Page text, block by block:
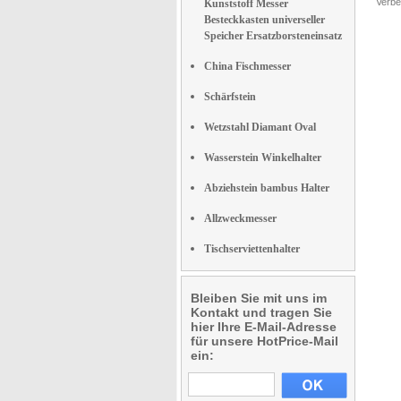
Kunststoff Messer
Besteckkasten universeller
Speicher Ersatzborsteneinsatz
China Fischmesser
Schärfstein
Wetzstahl Diamant Oval
Wasserstein Winkelhalter
Abziehstein bambus Halter
Allzweckmesser
Tischserviettenhalter
Bleiben Sie mit uns im
Kontakt und tragen Sie
hier Ihre E-Mail-Adresse
für unsere HotPrice-Mail
ein: